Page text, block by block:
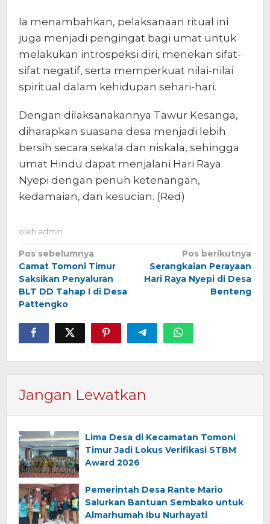
Ia menambahkan, pelaksanaan ritual ini
juga menjadi pengingat bagi umat untuk
melakukan introspeksi diri, menekan sifat-
sifat negatif, serta memperkuat nilai-nilai
spiritual dalam kehidupan sehari-hari.
Dengan dilaksanakannya Tawur Kesanga,
diharapkan suasana desa menjadi lebih
bersih secara sekala dan niskala, sehingga
umat Hindu dapat menjalani Hari Raya
Nyepi dengan penuh ketenangan,
kedamaian, dan kesucian. (Red)
oleh admin
Navigasi
pos
Pos sebelumnya
Camat Tomoni Timur
Saksikan Penyaluran
BLT DD Tahap I di Desa
Pattengko
Pos berikutnya
Serangkaian Perayaan
Hari Raya Nyepi di Desa
Benteng
Jangan Lewatkan
Lima Desa di Kecamatan Tomoni
Timur Jadi Lokus Verifikasi STBM
Award 2026
Pemerintah Desa Rante Mario
Salurkan Bantuan Sembako untuk
Almarhumah Ibu Nurhayati